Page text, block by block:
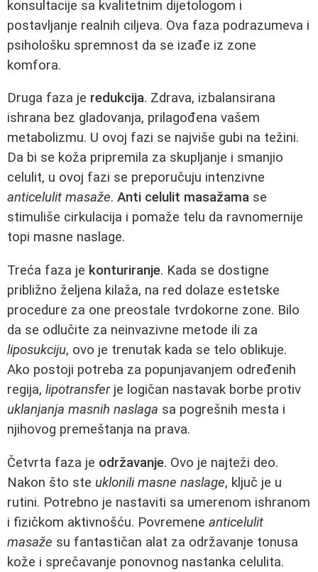
konsultacije sa kvalitetnim dijetologom i
postavljanje realnih ciljeva. Ova faza podrazumeva i
psihološku spremnost da se izađe iz zone
komfora.
Druga faza je redukcija. Zdrava, izbalansirana
ishrana bez gladovanja, prilagođena vašem
metabolizmu. U ovoj fazi se najviše gubi na težini.
Da bi se koža pripremila za skupljanje i smanjio
celulit, u ovoj fazi se preporučuju intenzivne
anticelulit masaže. Anti celulit masažama se
stimuliše cirkulacija i pomaže telu da ravnomernije
topi masne naslage.
Treća faza je konturiranje. Kada se dostigne
približno željena kilaža, na red dolaze estetske
procedure za one preostale tvrdokorne zone. Bilo
da se odlučite za neinvazivne metode ili za
liposukciju, ovo je trenutak kada se telo oblikuje.
Ako postoji potreba za popunjavanjem određenih
regija, lipotransferje logičan nastavak borbe protiv
uklanjanja masnih naslaga sa pogrešnih mesta i
njihovog premeštanja na prava.
Četvrta faza je održavanje. Ovo je najteži deo.
Nakon što ste uklonili masne naslage, ključ je u
rutini. Potrebno je nastaviti sa umerenom ishranom
i fizičkom aktivnošću. Povremene anticelulit
masaže su fantastičan alat za održavanje tonusa
kože i sprečavanje ponovnog nastanka celulita.